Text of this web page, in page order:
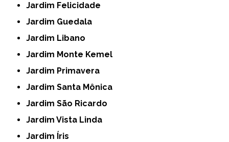
Jardim Felicidade
Jardim Guedala
Jardim Libano
Jardim Monte Kemel
Jardim Primavera
Jardim Santa Mônica
Jardim São Ricardo
Jardim Vista Linda
Jardim Íris